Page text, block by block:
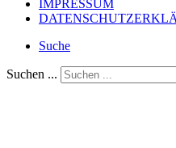
IMPRESSUM
Suche
Suchen ...